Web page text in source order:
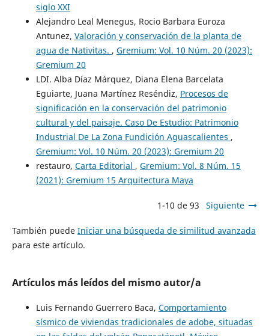
siglo XXI
Alejandro Leal Menegus, Rocio Barbara Euroza
Antunez, Valoración y conservación de la planta de
agua de Nativitas. , Gremium: Vol. 10 Núm. 20 (2023):
Gremium 20
LDI. Alba Díaz Márquez, Diana Elena Barcelata
Eguiarte, Juana Martínez Reséndiz, Procesos de
significación en la conservación del patrimonio
cultural y del paisaje. Caso De Estudio: Patrimonio
Industrial De La Zona Fundición Aguascalientes ,
Gremium: Vol. 10 Núm. 20 (2023): Gremium 20
restauro, Carta Editorial , Gremium: Vol. 8 Núm. 15
(2021): Gremium 15 Arquitectura Maya
1-10 de 93 Siguiente
También puede Iniciar una búsqueda de similitud avanzada
para este artículo.
Artículos más leídos del mismo autor/a
Luis Fernando Guerrero Baca, Comportamiento
sísmico de viviendas tradicionales de adobe, situadas